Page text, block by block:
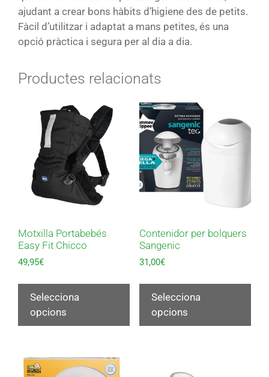
ajudant a crear bons hàbits d’higiene des de petits.
Fàcil d’utilitzar i adaptat a mans petites, és una
opció pràctica i segura per al dia a dia.
Productes relacionats
Motxilla Portabebés
Easy Fit Chicco
49,95€
Selecciona
opcions
Contenidor per bolquers
Sangenic
31,00€
Selecciona
opcions